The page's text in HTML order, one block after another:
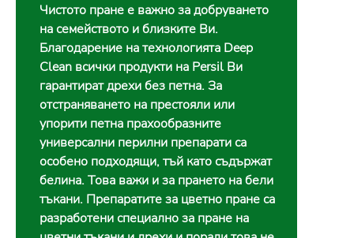
Чистото пране е важно за добруването
на семейството и близките Ви.
Благодарение на технологията Deep
Clean всички продукти на Persil Ви
гарантират дрехи без петна. За
отстраняването на престояли или
упорити петна прахообразните
универсални перилни препарати са
особено подходящи, тъй като съдържат
белина. Това важи и за прането на бели
тъкани. Препаратите за цветно пране са
разработени специално за пране на